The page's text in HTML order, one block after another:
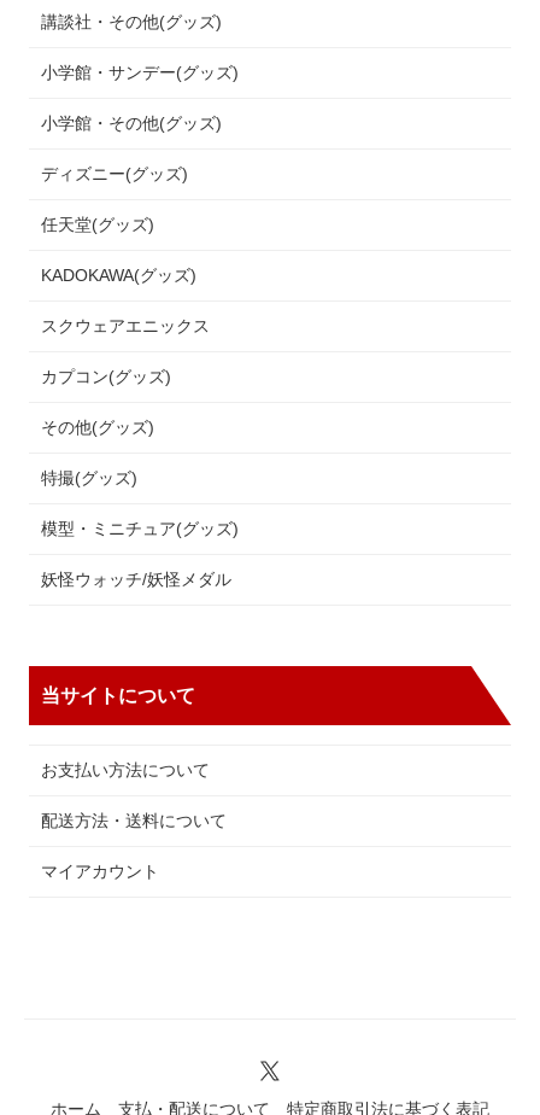
講談社・その他(グッズ)
小学館・サンデー(グッズ)
小学館・その他(グッズ)
ディズニー(グッズ)
任天堂(グッズ)
KADOKAWA(グッズ)
スクウェアエニックス
カプコン(グッズ)
その他(グッズ)
特撮(グッズ)
模型・ミニチュア(グッズ)
妖怪ウォッチ/妖怪メダル
当サイトについて
お支払い方法について
配送方法・送料について
マイアカウント
ホーム 支払・配送について 特定商取引法に基づく表記